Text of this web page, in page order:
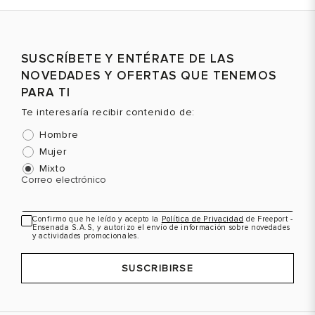
Selecciona una talla
EUR
USA
39.5
Color
VER PRODUCTO
Selecciona una talla
EUR
USA
SUSCRÍBETE Y ENTÉRATE DE LAS
NOVEDADES Y OFERTAS QUE TENEMOS
PARA TI
Te interesaría recibir contenido de:
Hombre
Mujer
Mixto
Correo electrónico
Confirmo que he leído y acepto la Política de Privacidad de Freeport -
Ensenada S.A.S, y autorizo el envío de información sobre novedades
y actividades promocionales.
SUSCRIBIRSE